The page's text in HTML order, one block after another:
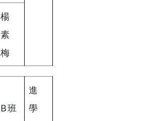
楊
素
梅
B班
進
學